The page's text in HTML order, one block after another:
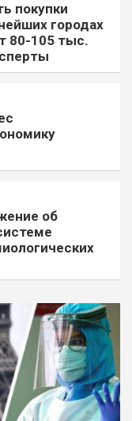
покупки
городах
80-105 тыс.
об